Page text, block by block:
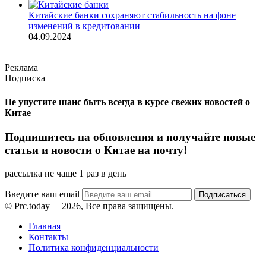
Китайские банки сохраняют стабильность на фоне
изменений в кредитовании
04.09.2024
Реклама
Подписка
Не упустите шанс быть всегда в курсе свежих новостей о
Китае
Подпишитесь на обновления и получайте новые
статьи и новости о Китае на почту!
рассылка не чаще 1 раз в день
Введите ваш email
© Prc.today
2026, Все права защищены.
Главная
Контакты
Политика конфиденциальности